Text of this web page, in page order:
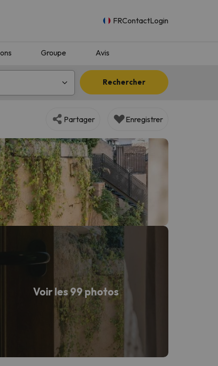
FRContactLogin
Groupe Avis
Rechercher
Partager Enregistrer
Voir les 99 photos